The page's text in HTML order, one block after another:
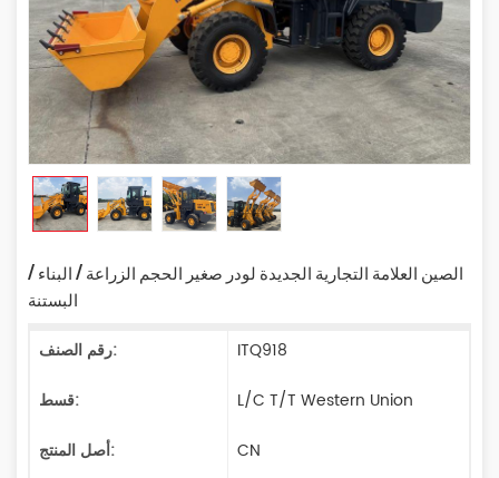
الصين العلامة التجارية الجديدة لودر صغير الحجم الزراعة / البناء /
البستنة
رقم الصنف:
ITQ918
قسط:
L/C T/T Western Union
أصل المنتج:
CN